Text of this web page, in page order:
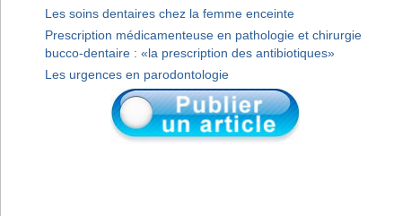
Les soins dentaires chez la femme enceinte
Prescription médicamenteuse en pathologie et chirurgie
bucco-dentaire : «la prescription des antibiotiques»
Les urgences en parodontologie